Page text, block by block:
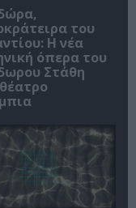
του
Η νέα
όπερα του
Στάθη